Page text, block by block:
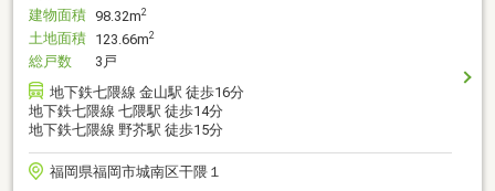
建物面積 98.32m2
土地面積 123.66m2
総戸数
3戸
地下鉄七隈線 金山駅 徒歩16分
地下鉄七隈線 七隈駅 徒歩14分
地下鉄七隈線 野芥駅 徒歩15分
福岡県福岡市城南区干隈１